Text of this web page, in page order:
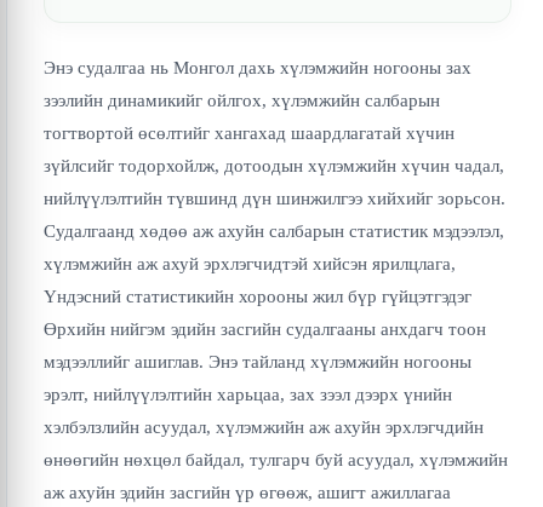
Энэ судалгаа нь Монгол дахь хүлэмжийн ногооны зах
зээлийн динамикийг ойлгох, хүлэмжийн салбарын
тогтвортой өсөлтийг хангахад шаардлагатай хүчин
зүйлсийг тодорхойлж, дотоодын хүлэмжийн хүчин чадал,
нийлүүлэлтийн түвшинд дүн шинжилгээ хийхийг зорьсон.
Судалгаанд хөдөө аж ахуйн салбарын статистик мэдээлэл,
хүлэмжийн аж ахуй эрхлэгчидтэй хийсэн ярилцлага,
Үндэсний статистикийн хорооны жил бүр гүйцэтгэдэг
Өрхийн нийгэм эдийн засгийн судалгааны анхдагч тоон
мэдээллийг ашиглав. Энэ тайланд хүлэмжийн ногооны
эрэлт, нийлүүлэлтийн харьцаа, зах зээл дээрх үнийн
хэлбэлзлийн асуудал, хүлэмжийн аж ахуйн эрхлэгчдийн
өнөөгийн нөхцөл байдал, тулгарч буй асуудал, хүлэмжийн
аж ахуйн эдийн засгийн үр өгөөж, ашигт ажиллагаа